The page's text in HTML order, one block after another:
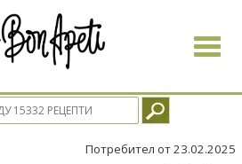
Toggle
Потребител от 23.02.2025